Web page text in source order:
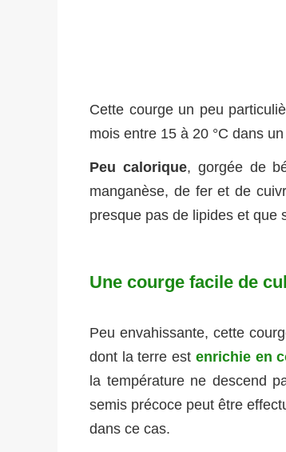
Cette courge un peu
mois entre 15 à 20 °C dans
Peu calorique, gorgée de
manganèse, de fer et de
presque pas de lipides et que
Une courge facile de
Peu envahissante, cette
dont la terre est enrichie en
la température ne descend
semis précoce peut être
dans ce cas.